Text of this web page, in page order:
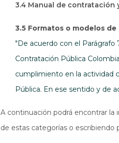
3.4 Manual de contratación
3.5 Formatos o modelos
"De acuerdo con el Parágrafo
Contratación Pública
cumplimiento en la actividad
Pública. En ese sentido y de
A continuación podrá encontrar la
de estas categorías o escribiendo